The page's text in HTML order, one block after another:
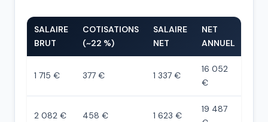
SALAIRE
BRUT
COTISATIONS
(~22 %)
SALAIRE
NET
NET
ANNUEL
1 715 € 377 € 1 337 €
16 052
€
2 082 € 458 € 1 623 €
19 487